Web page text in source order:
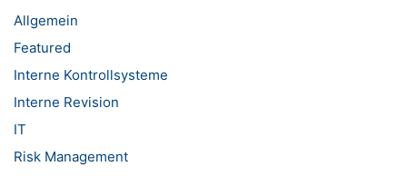
Allgemein
Featured
Interne Kontrollsysteme
Interne Revision
IT
Risk Management